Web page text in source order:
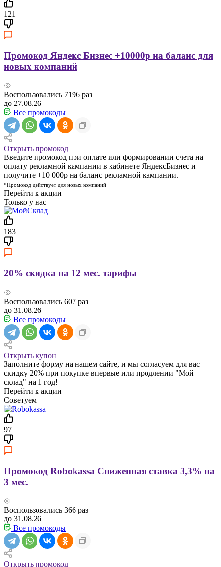
121
Промокод Яндекс Бизнес +10000р на баланс для
новых компаний
Воспользовались 7196 раз
до 27.08.26
Все промокоды
Открыть промокод
Введите промокод при оплате или формировании счета на
оплату рекламной кампании в кабинете ЯндексБизнес и
получите +10 000р на баланс рекламной кампании.
*Промокод действует для новых компаний
Перейти к акции
Только у нас
183
20% скидка на 12 мес. тарифы
Воспользовались 607 раз
до 31.08.26
Все промокоды
Открыть купон
Заполните форму на нашем сайте, и мы согласуем для вас
скидку 20% при покупке впервые или продлении "Мой
склад" на 1 год!
Перейти к акции
Советуем
97
Промокод Robokassa Сниженная ставка 3,3% на
3 мес.
Воспользовались 366 раз
до 31.08.26
Все промокоды
Открыть промокод